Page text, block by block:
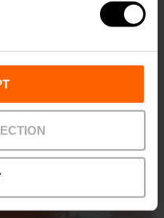
els viveros de